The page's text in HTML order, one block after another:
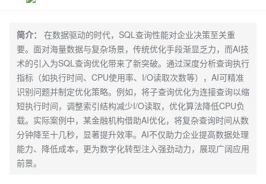
简介：
在数据驱动的时代，SQL查询性能对企业决策至关重
要。面对海量数据与复杂场景，传统优化手段渐显乏力，而AI技
术的引入为SQL查询优化带来了新突破。通过深度分析查询执行
指标（如执行时间、CPU使用率、I/O读取次数等），AI可精准
识别问题并制定优化策略。例如，将子查询优化为连接查询以缩
短执行时间，调整索引结构减少I/O读取，优化算法降低CPU负
载。实际案例中，某金融机构借助AI优化，将复杂查询时间从数
分钟降至十几秒，显著提升效率。AI不仅助力企业提高数据处理
能力、降低成本，更为数字化转型注入强劲动力，展现广阔应用
前景。